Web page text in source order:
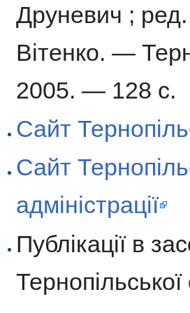
Друневич ; ред.
Вітенко. —
2005. — 128 с.
Сайт
Сайт
адміністрації
Публікації в
Тернопільської